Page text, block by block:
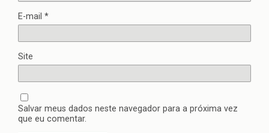
E-mail *
Site
Salvar meus dados neste navegador para a próxima vez
que eu comentar.